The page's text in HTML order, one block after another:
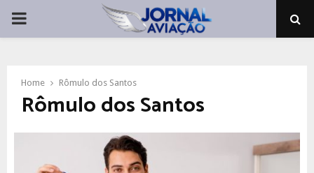
PRIMARY
Home Rômulo dos Santos
Rômulo dos Santos